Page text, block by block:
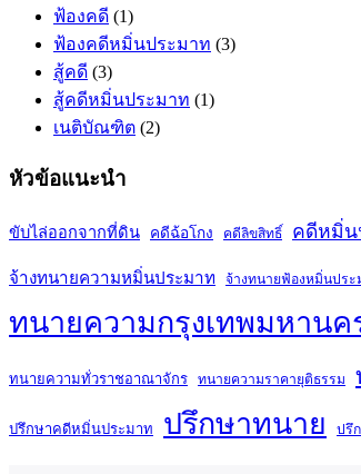
ฟ้องคดี (1)
ฟ้องคดีหมิ่นประมาท (3)
สู้คดี (3)
สู้คดีหมิ่นประมาท (1)
เนติบัณฑิต (2)
หัวข้อแนะนำ
ขับไล่ออกจากที่ดิน คดีฉ้อโกง คดีลิขสิทธิ์ คดีหมิ่น
จ้างทนายความหมิ่นประมาท จ้างทนายฟ้องหมิ่นประ
ทนายความกรุงเทพมหานค
ทนายความทั่วราชอาณาจักร ทนายความราคายุติธรรม
ปรึกษาคดีหมิ่นประมาท ปรึกษาทนาย ปรึ